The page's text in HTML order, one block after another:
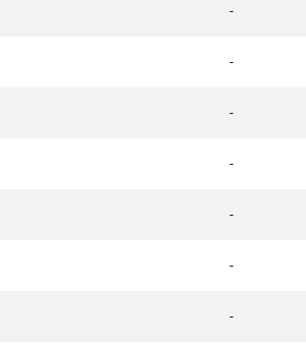
-
-
-
-
-
-
-